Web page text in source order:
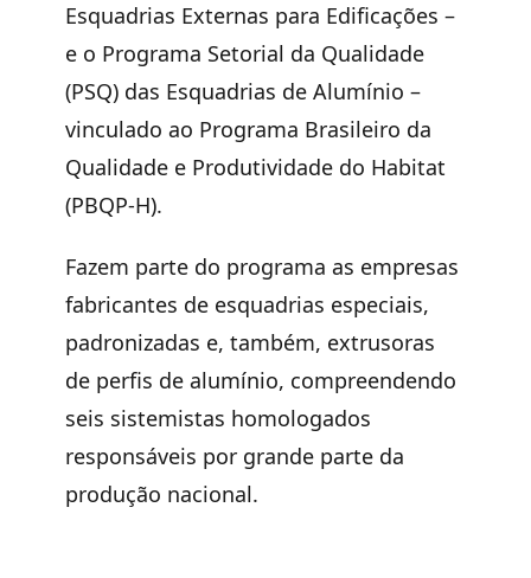
Esquadrias Externas para Edificações –
e o Programa Setorial da Qualidade
(PSQ) das Esquadrias de Alumínio –
vinculado ao Programa Brasileiro da
Qualidade e Produtividade do Habitat
(PBQP-H).
Fazem parte do programa as empresas
fabricantes de esquadrias especiais,
padronizadas e, também, extrusoras
de perfis de alumínio, compreendendo
seis sistemistas homologados
responsáveis por grande parte da
produção nacional.